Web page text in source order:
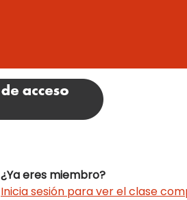
¿Ya eres miembro?
Inicia sesión para ver el clase